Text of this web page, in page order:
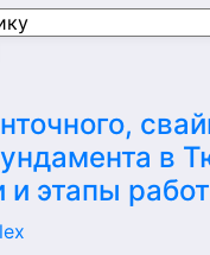
в
и этапы работ